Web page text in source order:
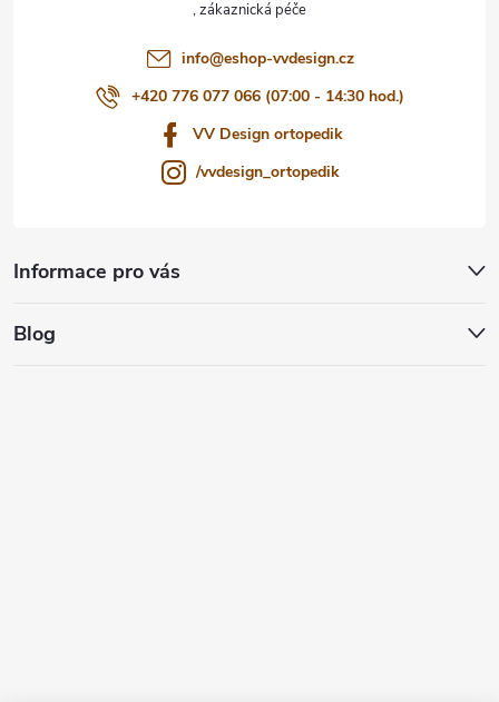
info@eshop-vvdesign.cz
+420 776 077 066 (07:00 - 14:30 hod.)
VV Design ortopedik
/vvdesign_ortopedik
Informace pro vás
Blog